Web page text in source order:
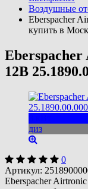
Воздушные
Eberspacher
купить в
12B
диз
0
Артикул:
Eberspacher